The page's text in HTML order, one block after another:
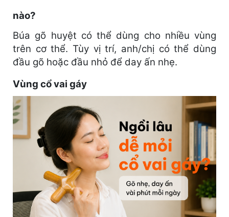
nào?
Búa gõ huyệt có thể dùng cho nhiều vùng
trên cơ thể. Tùy vị trí, anh/chị có thể dùng
đầu gõ hoặc đầu nhỏ để day ấn nhẹ.
Vùng cổ vai gáy